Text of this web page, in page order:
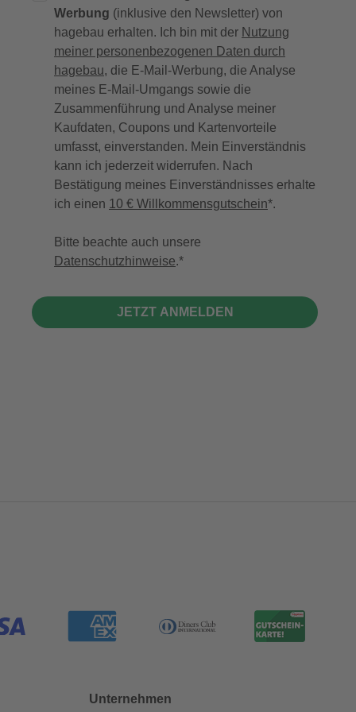
Werbung (inklusive den Newsletter) von
hagebau erhalten. Ich bin mit der Nutzung
meiner personenbezogenen Daten durch
hagebau, die E-Mail-Werbung, die Analyse
meines E-Mail-Umgangs sowie die
Zusammenführung und Analyse meiner
Kaufdaten, Coupons und Kartenvorteile
umfasst, einverstanden. Mein Einverständnis
kann ich jederzeit widerrufen. Nach
Bestätigung meines Einverständnisses erhalte
ich einen 10 € Willkommensgutschein*.
Bitte beachte auch unsere
Datenschutzhinweise.
JETZT ANMELDEN
Unternehmen